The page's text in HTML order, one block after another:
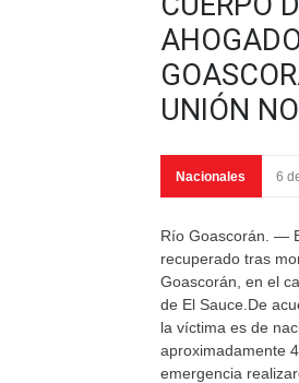
UNIÓN
Nacionales 6
Río Goascorán. —
recuperado tras
Goascorán, en el
de El Sauce.De
la víctima es de
aproximadamente
emergencia